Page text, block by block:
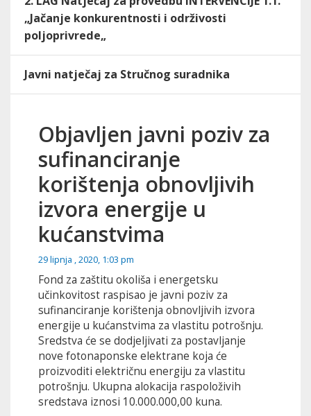
„Jačanje konkurentnosti i održivosti
poljoprivrede„
Javni natječaj za Stručnog suradnika
Objavljen javni poziv za
sufinanciranje
korištenja obnovljivih
izvora energije u
kućanstvima
29 lipnja , 2020, 1:03 pm
Fond za zaštitu okoliša i energetsku
učinkovitost raspisao je javni poziv za
sufinanciranje korištenja obnovljivih izvora
energije u kućanstvima za vlastitu potrošnju.
Sredstva će se dodjeljivati za postavljanje
nove fotonaponske elektrane koja će
proizvoditi električnu energiju za vlastitu
potrošnju. Ukupna alokacija raspoloživih
sredstava iznosi 10.000.000,00 kuna.